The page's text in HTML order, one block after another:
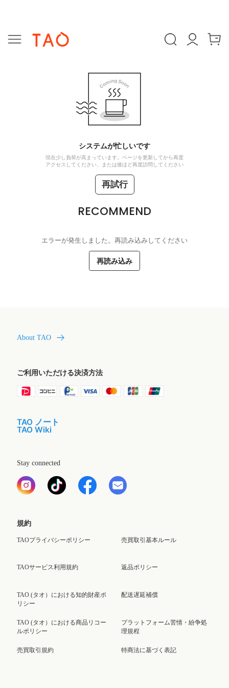
システムが忙しいです
現在少し負荷が高まっています。ページを更新してから再度
アクセスしてください、または後ほど再度訪問してください
再試行
RECOMMEND
エラーが発生しました。再読み込みしてください
再読み込み
About TAO
ご利用いただける決済方法
TAO ノート
TAO Wiki
Stay connected
規約
TAOプライバシーポリシー
TAOサービス利用規約
TAO (タオ）における知的財産ポ
リシー
TAO (タオ）における商品リコー
ルポリシー
売買取引規約
売買取引基本ルール
返品ポリシー
配送遅延補償
プラットフォーム苦情・紛争処
理規程
特商法に基づく表記